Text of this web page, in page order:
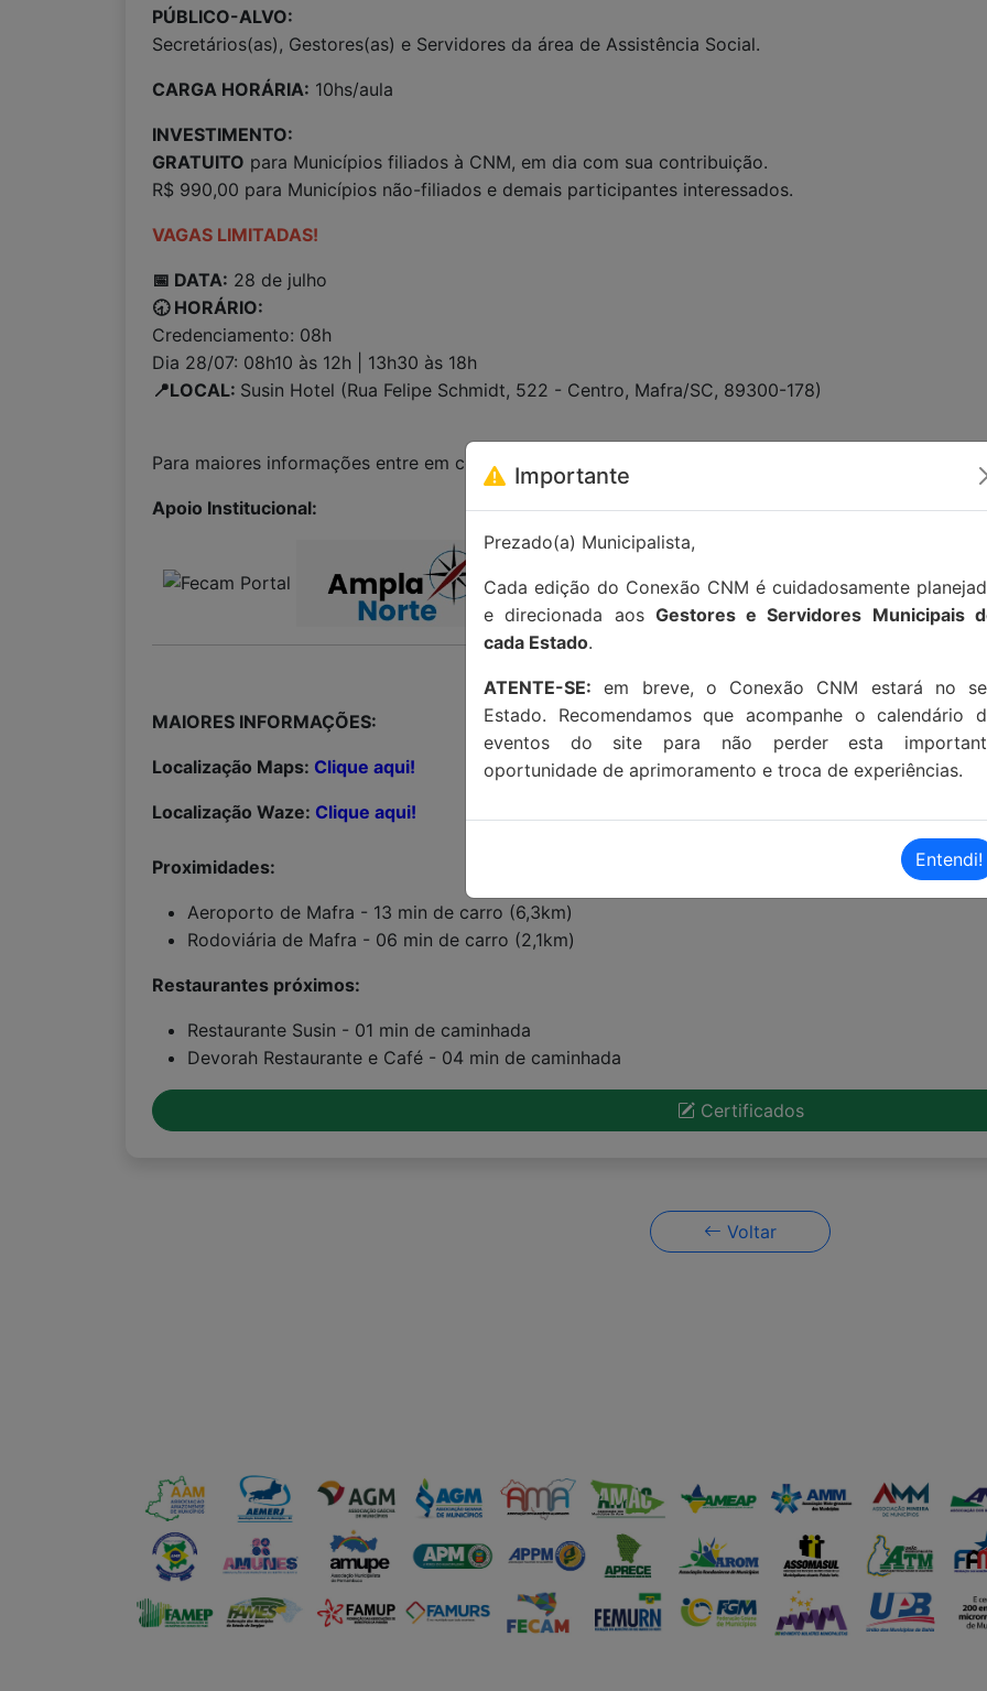
PÚBLICO-ALVO:
Secretários(as), Gestores(as) e Servidores da área de Assistência Social.
CARGA HORÁRIA: 10hs/aula
INVESTIMENTO:
GRATUITO para Municípios filiados à CNM, em dia com sua contribuição.
R$ 990,00 para Municípios não-filiados e demais participantes interessados.
VAGAS LIMITADAS!
📅 DATA: 28 de julho
🕣 HORÁRIO:
Credenciamento: 08h
Dia 28/07: 08h10 às 12h | 13h30 às 18h
📍LOCAL: Susin Hotel (Rua Felipe Schmidt, 522 - Centro, Mafra/SC, 89300-178)
Para maiores informações entre em contato: contato@conexaocnm.org.br (51)
Apoio Institucional:
MAIORES INFORMAÇÕES:
Localização Maps: Clique aqui!
Localização Waze: Clique aqui!
Proximidades:
Aeroporto de Mafra - 13 min de carro (6,3km)
Rodoviária de Mafra - 06 min de carro (2,1km)
Restaurantes próximos:
Restaurante Susin - 01 min de caminhada
Devorah Restaurante e Café - 04 min de caminhada
Certificados
Voltar
Importante
Prezado(a) Municipalista,
Cada edição do Conexão CNM é cuidadosamente
e direcionada aos Gestores e Servidores Municipais
cada Estado.
ATENTE-SE: em breve, o Conexão CNM estará no
Estado. Recomendamos que acompanhe o calendário
eventos do site para não perder esta
oportunidade de aprimoramento e troca de experiências.
Entendi!